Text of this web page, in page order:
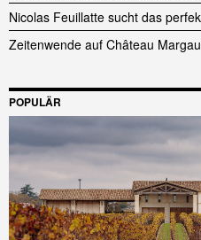
Nicolas Feuillatte sucht das
Zeitenwende auf Château
POPULÄR